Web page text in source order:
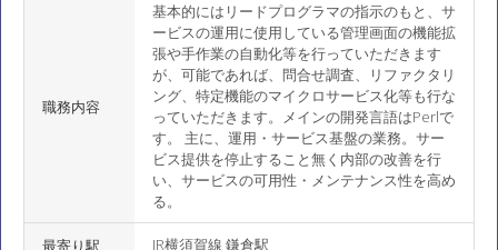
職務内容
基本的にはリードプログラマの指示のもと、サ
ービスの運用に使用している管理画面の機能拡
張や手作業の自動化等を行っていただきます
が、可能であれば、問合せ調査、リファクタリ
ング、特定機能のマイクロサービス化等も行な
っていただきます。メインの開発言語はPerlで
す。 主に、運用・サービス基盤の業務。サー
ビス提供を停止すること無く内部の改善を行
い、サービスの可用性・メンテナンス性を高め
る。
最寄り駅 JR横須賀線 鎌倉駅